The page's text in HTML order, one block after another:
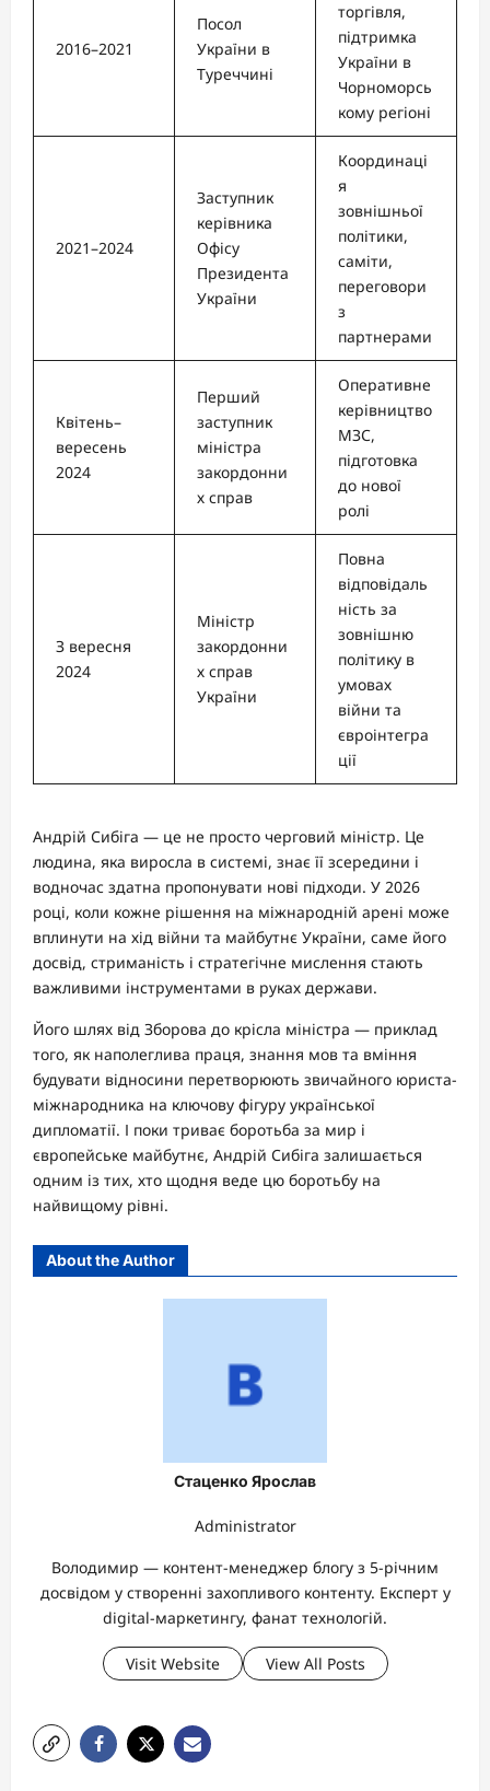
2016–2021
Посол
України в
Туреччині
торгівля,
підтримка
України в
Чорноморсь
кому регіоні
2021–2024
Заступник
керівника
Офісу
Президента
України
Координаці
я
зовнішньої
політики,
саміти,
переговори
з
партнерами
Квітень–
вересень
2024
Перший
заступник
міністра
закордонни
х справ
Оперативне
керівництво
МЗС,
підготовка
до нової
ролі
З вересня
2024
Міністр
закордонни
х справ
України
Повна
відповідаль
ність за
зовнішню
політику в
умовах
війни та
євроінтегра
ції
Андрій Сибіга — це не просто черговий міністр. Це
людина, яка виросла в системі, знає її зсередини і
водночас здатна пропонувати нові підходи. У 2026
році, коли кожне рішення на міжнародній арені може
вплинути на хід війни та майбутнє України, саме його
досвід, стриманість і стратегічне мислення стають
важливими інструментами в руках держави.
Його шлях від Зборова до крісла міністра — приклад
того, як наполеглива праця, знання мов та вміння
будувати відносини перетворюють звичайного юриста-
міжнародника на ключову фігуру української
дипломатії. І поки триває боротьба за мир і
європейське майбутнє, Андрій Сибіга залишається
одним із тих, хто щодня веде цю боротьбу на
найвищому рівні.
About the Author
Стаценко Ярослав
Administrator
Володимир — контент-менеджер блогу з 5-річним
досвідом у створенні захопливого контенту. Експерт у
digital-маркетингу, фанат технологій.
Visit Website View All Posts